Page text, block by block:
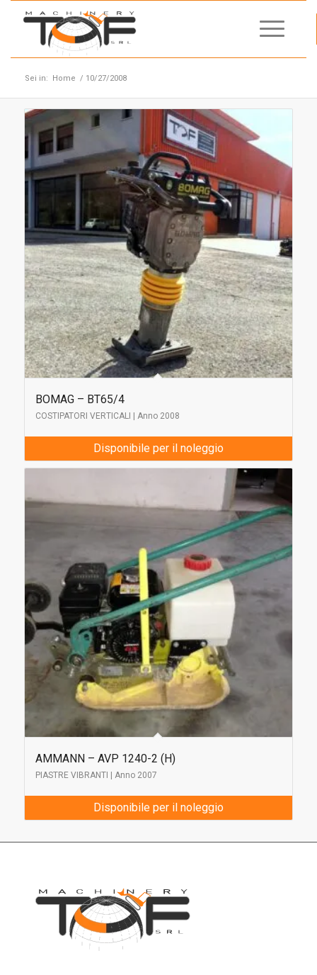
Sei in: Home / 10/27/2008
BOMAG – BT65/4
COSTIPATORI VERTICALI | Anno 2008
Disponibile per il noleggio
AMMANN – AVP 1240-2 (H)
PIASTRE VIBRANTI | Anno 2007
Disponibile per il noleggio